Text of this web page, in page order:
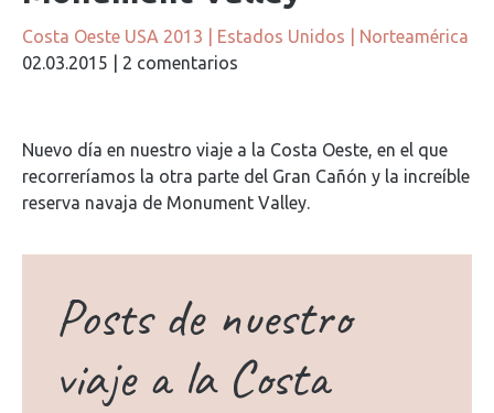
Costa Oeste USA 2013 Estados Unidos
Norteamérica
02.03.2015
2 comentarios
Nuevo día en nuestro viaje a la Costa Oeste, en el que
recorreríamos la otra parte del Gran Cañón y la increíble
reserva navaja de Monument Valley.
Posts de nuestro
viaje a la Costa